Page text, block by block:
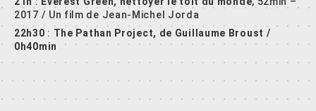
2017 / Un film de Jean-Michel Jorda
22h30 : The Pathan Project, de Guillaume Broust /
0h40min